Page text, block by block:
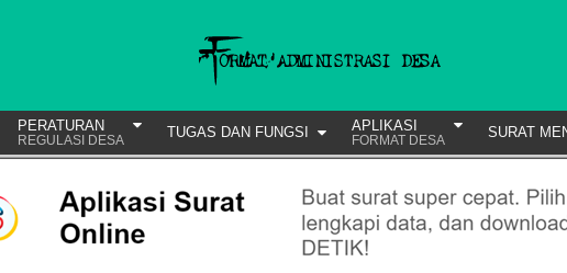
PERATURAN
REGULASI DESA TUGAS DAN FUNGSI APLIKASI
FORMAT DESA SURAT